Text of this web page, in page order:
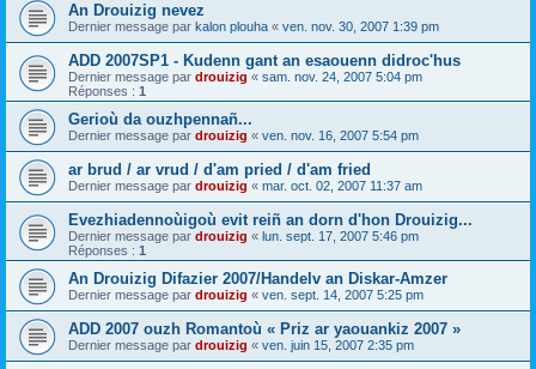
An Drouizig nevez
Dernier message par kalon plouha « ven. nov. 30, 2007 1:39 pm
ADD 2007SP1 - Kudenn gant an esaouenn didroc'hus
Dernier message par drouizig « sam. nov. 24, 2007 5:04 pm
Réponses : 1
Gerioù da ouzhpennañ...
Dernier message par drouizig « ven. nov. 16, 2007 5:54 pm
ar brud / ar vrud / d'am pried / d'am fried
Dernier message par drouizig « mar. oct. 02, 2007 11:37 am
Evezhiadennoùigoù evit reiñ an dorn d'hon Drouizig...
Dernier message par drouizig « lun. sept. 17, 2007 5:46 pm
Réponses : 1
An Drouizig Difazier 2007/Handelv an Diskar-Amzer
Dernier message par drouizig « ven. sept. 14, 2007 5:25 pm
ADD 2007 ouzh Romantoù « Priz ar yaouankiz 2007 »
Dernier message par drouizig « ven. juin 15, 2007 2:35 pm